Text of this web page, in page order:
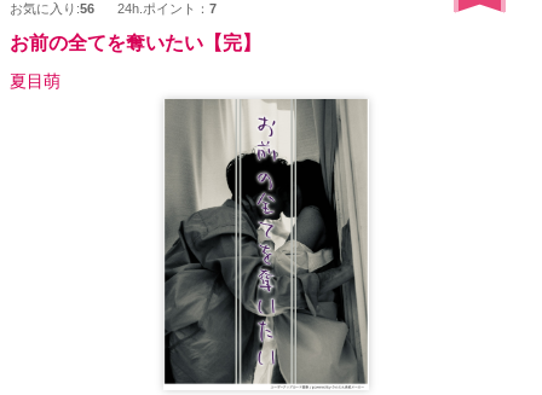
お気に入り:56 24h.ポイント： 7
お前の全てを奪いたい【完】
夏目萌